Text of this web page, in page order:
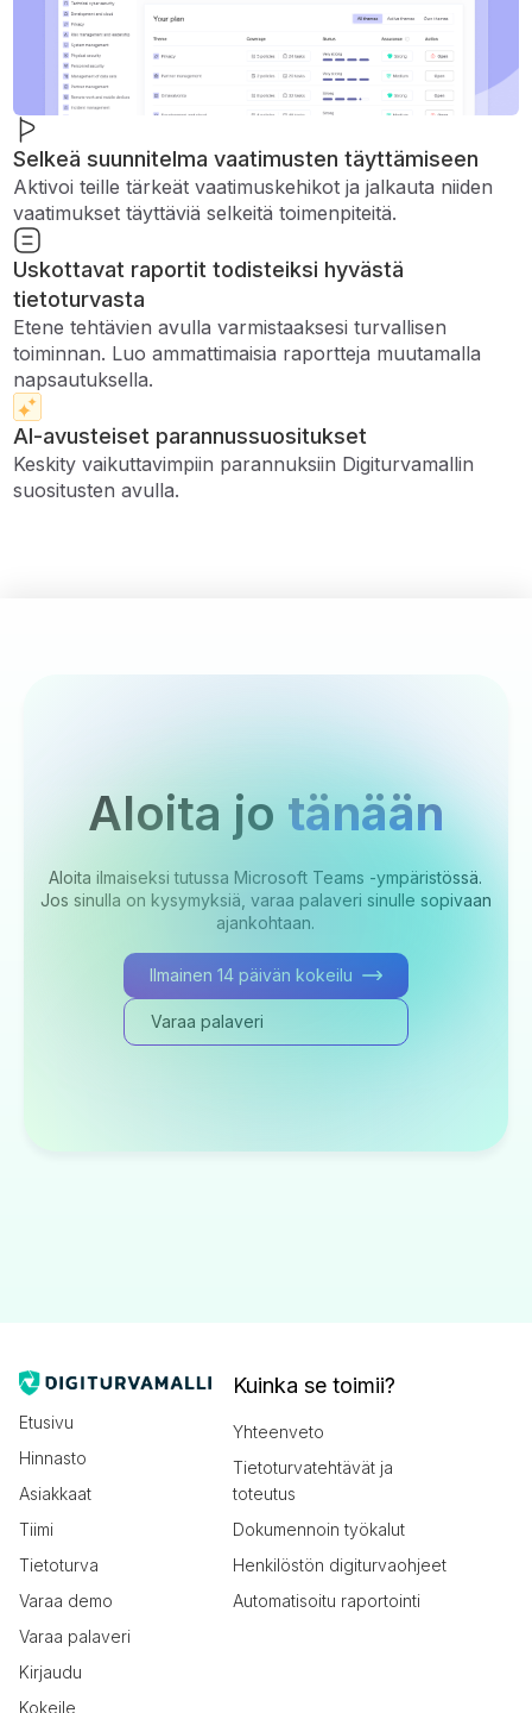
Selkeä suunnitelma vaatimusten täyttämiseen
Aktivoi teille tärkeät vaatimuskehikot ja jalkauta niiden
vaatimukset täyttäviä selkeitä toimenpiteitä.
Uskottavat raportit todisteiksi hyvästä
tietoturvasta
Etene tehtävien avulla varmistaaksesi turvallisen
toiminnan. Luo ammattimaisia ​​raportteja muutamalla
napsautuksella.
AI-avusteiset parannussuositukset
Keskity vaikuttavimpiin parannuksiin Digiturvamallin
suositusten avulla.
Aloita jo tänään
Aloita ilmaiseksi tutussa Microsoft Teams -ympäristössä.
Jos sinulla on kysymyksiä, varaa palaveri sinulle sopivaan
ajankohtaan.
Ilmainen 14 päivän kokeilu
Varaa palaveri
Etusivu
Hinnasto
Asiakkaat
Tiimi
Tietoturva
Varaa demo
Varaa palaveri
Kirjaudu
Kokeile
Kuinka se toimii?
Yhteenveto
Tietoturvatehtävät ja
toteutus
Dokumennoin työkalut
Henkilöstön digiturvaohjeet
Automatisoitu raportointi